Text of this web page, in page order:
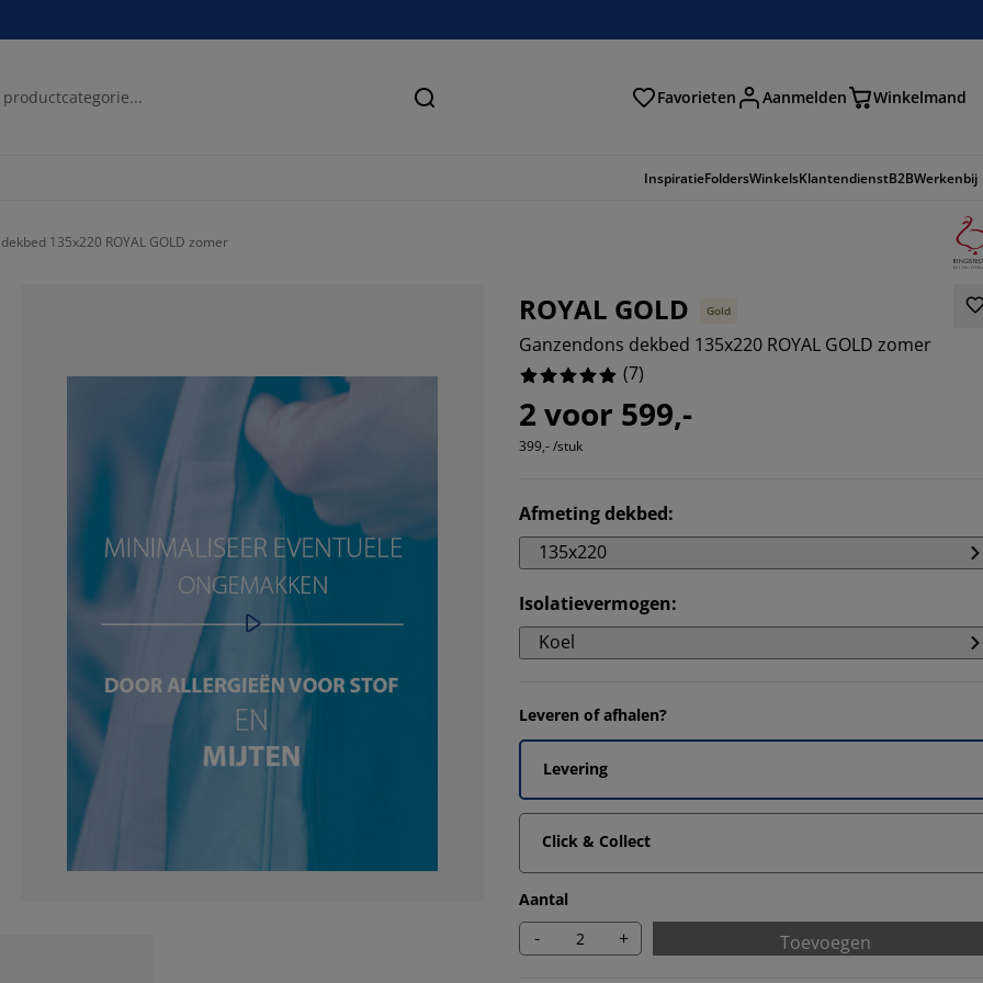
Zoeken Favorieten Aanmelden Winkelmand
InspiratieFoldersWinkelsKlantendienstB2BWerkenbij
135x220 ROYAL GOLD zomer
ROYAL GOLD Gold
Ganzendons dekbed 135x220 ROYAL GOLD zomer
(7)
2 voor 599,-
399,- /stuk
Afmeting dekbed:
135x220
Isolatievermogen:
Koel
Leveren of afhalen?
Levering
Click & Collect
Aantal
- + Toevoegen
85.71428571428571%